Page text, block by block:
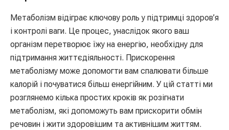
Метаболізм відіграє ключову роль у підтримці здоров’я
і контролі ваги. Це процес, унаслідок якого ваш
організм перетворює їжу на енергію, необхідну для
підтримання життєдіяльності. Прискорення
метаболізму може допомогти вам спалювати більше
калорій і почуватися більш енергійним. У цій статті ми
розглянемо кілька простих кроків як розігнати
метаболізм, які допоможуть вам прискорити обмін
речовин і жити здоровішим та активнішим життям.